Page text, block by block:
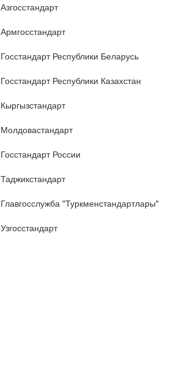
Азгосстандарт
Армгосстандарт
Госстандарт Республики Беларусь
Госстандарт Республики Казахстан
Кыргызстандарт
Молдовастандарт
Госстандарт России
Таджикстандарт
Главгосслужба "Туркменстандартлары"
Узгосстандарт